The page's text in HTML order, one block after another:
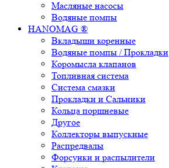
Масляные насосы
Водяные помпы
HANOMAG ®
Вкладыши коренные
Водяные помпы / Прокладки
Коромысла клапанов
Топливная система
Система смазки
Прокладки и Сальники
Кольца поршневые
Другое
Коллекторы выпускные
Распредвалы
Форсунки и распылители